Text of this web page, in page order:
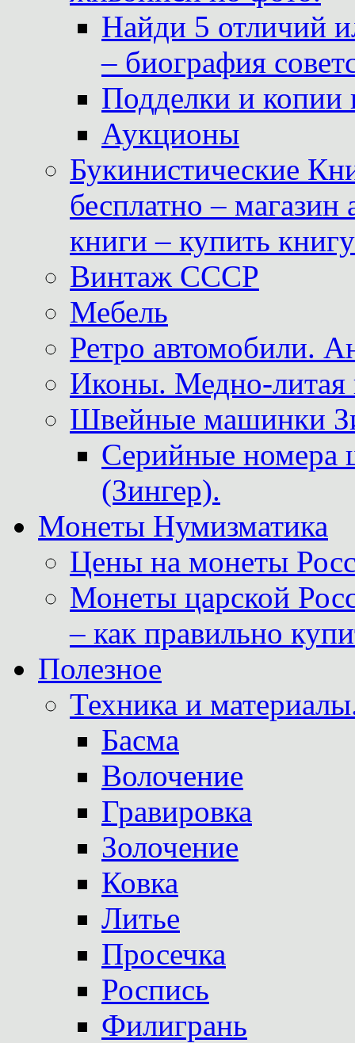
Найди 5 отличий
– биография
Подделки и копии
Аукционы
Букинистические
бесплатно –
книги – купить
Винтаж СССР
Мебель
Ретро автомобили.
Иконы. Медно-литая
Швейные машинки
Серийные
(Зингер).
Монеты Нумизматика
Цены на монеты
Монеты царской
– как правильно
Полезное
Техника и
Басма
Волочение
Гравировка
Золочение
Ковка
Литье
Просечка
Роспись
Филигрань